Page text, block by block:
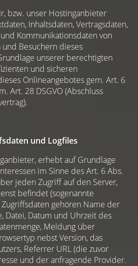
bzw. unser Hostinganbieter
Inhaltsdaten, Vertragsdaten,
Kommunikationsdaten von
Besuchern dieses
unserer berechtigten
und sicheren
Onlineangebotes gem. Art. 6
Art. 28 DSGVO (Abschluss
und Logfiles
erhebt auf Grundlage
im Sinne des Art. 6 Abs.
jeden Zugriff auf den Server,
befindet (sogenannte
gehören Name der
Datei, Datum und Uhrzeit des
Meldung über
nebst Version, das
Referrer URL (die zuvor
und der anfragende Provider.